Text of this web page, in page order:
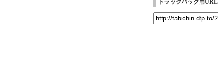
トラックバック用URL